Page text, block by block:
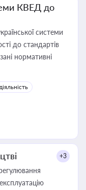
КВЕД до
системи
до стандартів
нормативні
+3